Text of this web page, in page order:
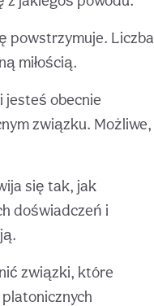
powstrzymuje. Liczba
miłością.
jesteś obecnie
związku. Możliwe,
się tak, jak
doświadczeń i
związki, które